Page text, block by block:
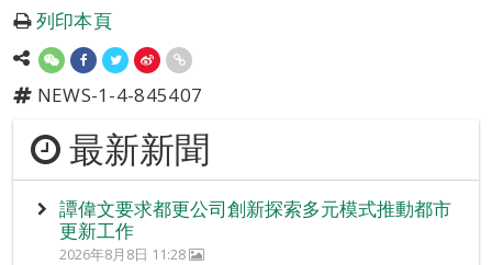
列印本頁
NEWS-1-4-845407
最新新聞
譚偉文要求都更公司創新探索多元模式推動都市
更新工作
2026年8月8日 11:28